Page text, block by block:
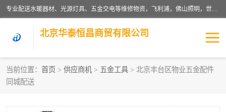
专业配送水暖器材、光源灯具、五金交电等维修物资，飞利浦，佛山照明，世达，博世，九牧，特陶等各产品涉及国内外知名品牌。公司专注与物业、学校、酒店、工厂等单位合作，提供一站式配送服务，降低客户综合成本。依托电子商务改变传统模式，以专业的团队为客户提供24H物资配送到达，货到月结、统一开票，便捷退换等服务，提高了企业的运营效率。
北京华泰恒昌商贸有限公司
当前位置： 首页 > 供应商机 > 五金工具 > 北京丰台区物业五金配件
同城配送
水暖阀门